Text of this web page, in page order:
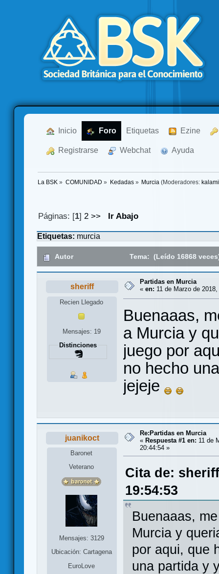
Inicio Foro Etiquetas Ezine
Registrarse Webchat Ayuda
La BSK » COMUNIDAD » Kedadas» Murcia (Moderadores:
Páginas: [1]2 >> Ir Abajo
Etiquetas: murcia
Autor Tema: (Leído 16868
sheriff
Recien Llegado
Mensajes: 19
Distinciones
Partidas en Murcia
« en: 11 de Marzo de
Buenaaas,
a Murcia y
juego por
no hecho
jejeje
juanikoct
Baronet
Veterano
Mensajes: 3129
Ubicación: Cartagena
EuroLove
Re:Partidas en Murcia
« Respuesta #1 en: 11 de
20:44:54 »
Cita de:
19:54:53
Buenaaas,
Murcia y
por aqui, que
una partida y